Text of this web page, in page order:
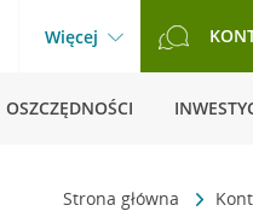
Więcej
OSZCZĘDNOŚCI
Strona główna